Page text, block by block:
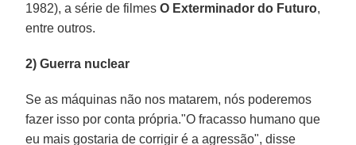
1982), a série de filmesO Exterminador do Futuro,
entre outros.
2) Guerra nuclear
Se as máquinas não nos matarem, nós poderemos
fazer isso por conta própria."O fracasso humano que
eu mais gostaria de corrigir é a agressão", disse